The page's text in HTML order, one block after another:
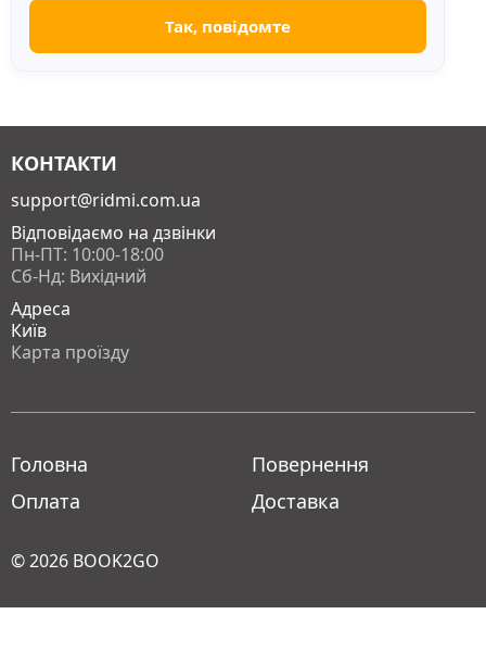
КОНТАКТИ
support@ridmi.com.ua
Відповідаємо на дзвінки
Пн-ПТ: 10:00-18:00
Сб-Нд: Вихідний
Адреса
Київ
Карта проїзду
Головна
Оплата
Повернення
Доставка
© 2026 BOOK2GO